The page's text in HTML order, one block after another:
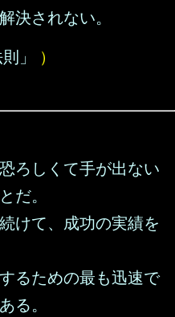
決されない。
」
）
ろしくて手が出ない
だ。
けて、成功の実績を
るための最も迅速で
る。